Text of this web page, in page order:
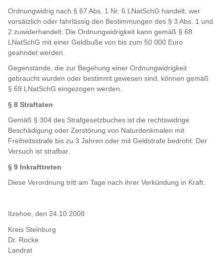
Ordnungwidrig nach § 67 Abs. 1 Nr. 6 LNatSchG handelt, wer
vorsätzlich oder fahrlässig den Bestimmungen des § 3 Abs. 1 und
2 zuwiderhandelt. Die Ordnungwidrigkeit kann gemäß § 68
LNatSchG mit einer Geldbuße von bis zum 50 000 Euro
geahndet werden.
Gegenstände, die zur Begehung einer Ordnungwidrigkeit
gebraucht wurden oder bestimmt gewesen sind, können gemäß
§ 69 LNatSchG eingezogen werden.
§ 8 Straftaten
Gemäß § 304 des Strafgesetzbuches ist die rechtswidrige
Beschädigung oder Zerstörung von Naturdenkmalen mit
Freiheitsstrafe bis zu 3 Jahren oder mit Geldstrafe bedroht. Der
Versuch ist strafbar.
§ 9 Inkrafttreten
Diese Verordnung tritt am Tage nach ihrer Verkündung in Kraft.
Itzehoe, den 24.10.2008
Kreis Steinburg
Dr. Rocke
Landrat